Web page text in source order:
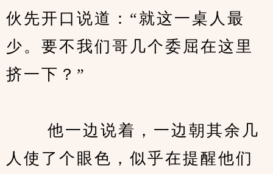
伙先开口说道：“就这一桌人最
少。要不我们哥几个委屈在这里
挤一下？”
他一边说着，一边朝其余几
人使了个眼色，似乎在提醒他们